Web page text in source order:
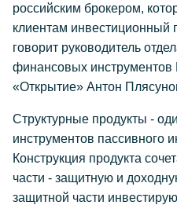
российским брокером,
клиентам инвестиционный
говорит руководитель
финансовых инструментов
«Открытие» Антон
Структурные продукты -
инструментов пассивного
Конструкция продукта
части - защитную и
защитной части